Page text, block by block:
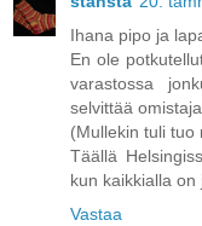
Ihana pipo ja
En ole
varastossa
selvittää
(Mullekin tuli tuo
Täällä
kun kaikkialla on
Vastaa